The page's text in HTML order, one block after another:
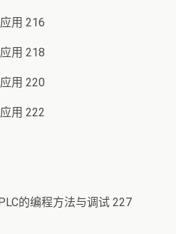
用 216
用 218
用 220
用 222
的编程方法与调试 227